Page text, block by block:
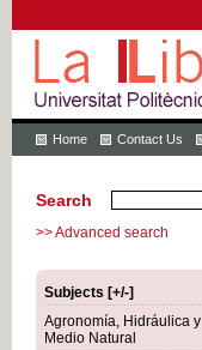
Home Contact Us
Search
>> Advanced search
Subjects [+/-]
Agronomía, Hidráulica y
Medio Natural